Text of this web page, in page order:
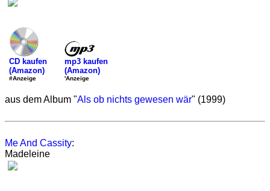
CD kaufen
(Amazon)
#Anzeige
mp3 kaufen
(Amazon)
'Anzeige
aus dem Album "Als ob nichts gewesen wär" (1999)
Me And Cassity:
Madeleine